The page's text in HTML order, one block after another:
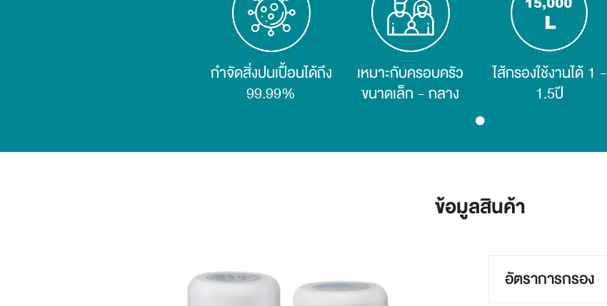
กำจัดสิ่งปนเปื้อนได้ถึง
99.99%
เหมาะกับครอบครัว
ขนาดเล็ก - กลาง
ไส้กรองใช้งานได้ 1 -
1.5ปี
ข้อมูลสินค้า
อัตราการกรอง